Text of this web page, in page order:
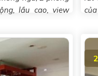
lầu cao, view